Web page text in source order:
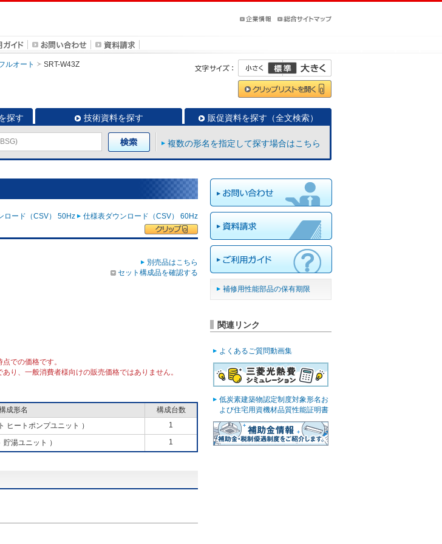
ルオート SRT-W43Z
探す 技術資料を探す 販促資料を探す（全文検索）
複数の形名を指定して探す場合はこちら
ロード（CSV） 50Hz 仕様表ダウンロード（CSV） 60Hz
別売品はこちら
セット構成品を確認する
での価格です。
り、一般消費者様向けの販売価格ではありません。
成形名
構成台数
ヒートポンプユニット ） 1
貯湯ユニット ） 1
補修用性能部品の保有期限
関連リンク
よくあるご質問動画集
低炭素建築物認定制度対象形名お
よび住宅用資機材品質性能証明書